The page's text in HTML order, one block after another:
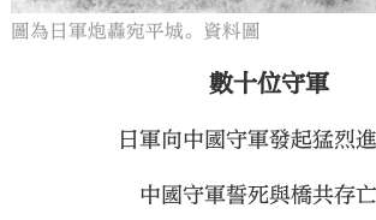
圖為日軍炮轟宛平城。資料圖
數十位守軍
日軍向中國守軍發起猛烈進
中國守軍誓死與橋共存亡